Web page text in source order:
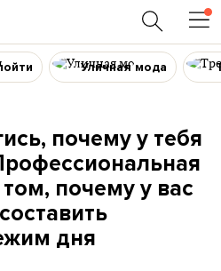
Уличная мода
почему у тебя
почему у вас
дня